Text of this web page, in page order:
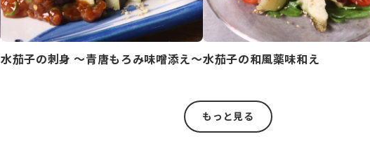
水茄子の刺身 ～青唐もろみ味噌添え～水茄子の和風薬味和え
もっと見る